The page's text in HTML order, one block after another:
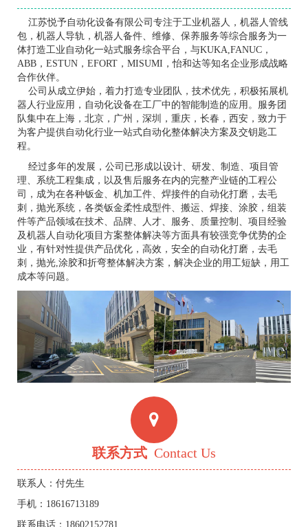
江苏悦予自动化设备有限公司专注于工业机器人，机器人管线
包，机器人导轨，机器人备件、维修、保养服务等综合服务为一
体打造工业自动化一站式服务综合平台，与KUKA,FANUC，
ABB，ESTUN，EFORT，MISUMI，怡和达等知名企业形成战略
合作伙伴。
公司从成立伊始，着力打造专业团队，技术优先，积极拓展机
器人行业应用，自动化设备在工厂中的智能制造的应用。服务团
队集中在上海，北京，广州，深圳，重庆，长春，西安，致力于
为客户提供自动化行业一站式自动化整体解决方案及交钥匙工
程。
经过多年的发展，公司已形成以设计、研发、制造、项目管
理、系统工程集成，以及售后服务在内的完整产业链的工程公
司，成为在各种钣金、机加工件、焊接件的自动化打磨，去毛
刺，抛光系统，各类钣金柔性成型件、搬运、焊接、涂胶，组装
件等产品领域在技术、品牌、人才、服务、质量控制、项目经验
及机器人自动化项目方案整体解决等方面具有较强竞争优势的企
业，有针对性提供产品优化，高效，安全的自动化打磨，去毛
刺，抛光,涂胶和折弯整体解决方案，解决企业的用工短缺，用工
成本等问题。
联系方式 Contact Us
联系人：付先生
手机：18616713189
联系电话：18602152781